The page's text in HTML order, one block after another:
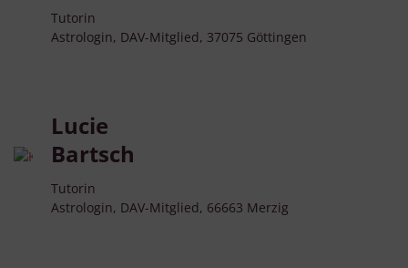
Tutorin
Astrologin, DAV-Mitglied, 37075 Göttingen
Lucie
Bartsch
Tutorin
Astrologin, DAV-Mitglied, 66663 Merzig